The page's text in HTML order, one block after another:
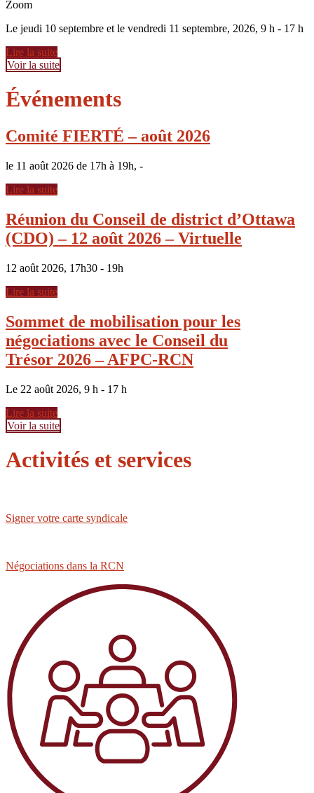
Zoom
Le jeudi 10 septembre et le vendredi 11 septembre, 2026, 9 h - 17 h
Lire la suite
Voir la suite
Événements
Comité FIERTÉ – août 2026
le 11 août 2026 de 17h à 19h, -
Lire la suite
Réunion du Conseil de district d’Ottawa
(CDO) – 12 août 2026 – Virtuelle
12 août 2026, 17h30 - 19h
Lire la suite
Sommet de mobilisation pour les
négociations avec le Conseil du
Trésor 2026 – AFPC-RCN
Le 22 août 2026, 9 h - 17 h
Lire la suite
Voir la suite
Activités et services
Signer votre carte syndicale
Négociations dans la RCN